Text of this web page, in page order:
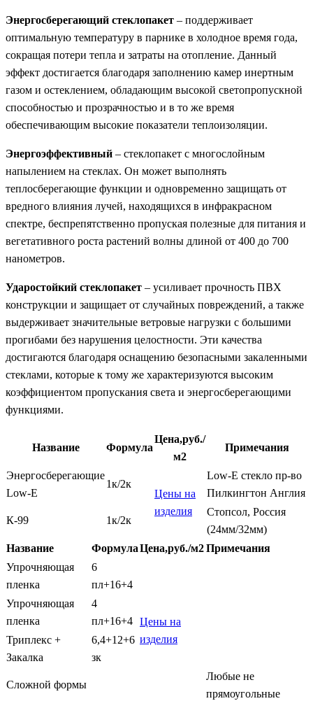
Энергосберегающий стеклопакет – поддерживает
оптимальную температуру в парнике в холодное время года,
сокращая потери тепла и затраты на отопление. Данный
эффект достигается благодаря заполнению камер инертным
газом и остеклением, обладающим высокой светопропускной
способностью и прозрачностью и в то же время
обеспечивающим высокие показатели теплоизоляции.
Энергоэффективный – стеклопакет с многослойным
напылением на стеклах. Он может выполнять
теплосберегающие функции и одновременно защищать от
вредного влияния лучей, находящихся в инфракрасном
спектре, беспрепятственно пропуская полезные для питания и
вегетативного роста растений волны длиной от 400 до 700
нанометров.
Ударостойкий стеклопакет – усиливает прочность ПВХ
конструкции и защищает от случайных повреждений, а также
выдерживает значительные ветровые нагрузки с большими
прогибами без нарушения целостности. Эти качества
достигаются благодаря оснащению безопасными закаленными
стеклами, которые к тому же характеризуются высоким
коэффициентом пропускания света и энергосберегающими
функциями.
Название Формула
Цена,руб./
м2
Примечания
Энергосберегающие
Low-E
1к/2к
Цены на
изделия
Low-E стекло пр-во
Пилкингтон Англия
К-99 1к/2к
Стопсол, Россия
(24мм/32мм)
Название
ФормулаЦена,руб./м2Примечания
Упрочняющая
пленка
6
пл+16+4
Цены на
изделия
Упрочняющая
пленка
4
пл+16+4
Триплекс +
Закалка
6,4+12+6
зк
Сложной формы
Любые не
прямоугольные